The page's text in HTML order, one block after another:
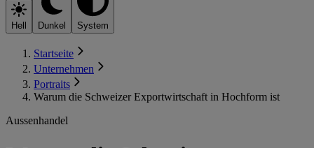
Hell Dunkel System
Startseite
Unternehmen
Portraits
Warum die Schweizer Exportwirtschaft in Hochform ist
Aussenhandel